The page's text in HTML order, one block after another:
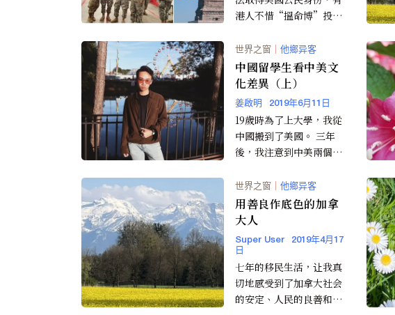
港人不惜“搵命博”投考
港人申請“非技術類職業
移民...
世界之窗 ｜ 他鄉异客
中國留學生看中美文
化差異（上）
姜啟明 2019年6月11日
19歲時為了上大學，我從
中國搬到了美國。 三年
後，我注意到中美兩個國
異。 ...
世界之窗 ｜ 他鄉异客
用善良作底色的加拿
大人
Super User
2019年4月17
日
七年的移民生活，让我真
切地感受到了加拿大社会
的安定、人民的良善和纯